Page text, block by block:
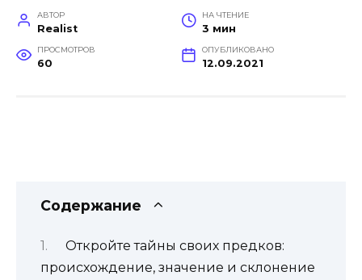
АВТОР
Realist
НА ЧТЕНИЕ
3 мин
ПРОСМОТРОВ
60
ОПУБЛИКОВАНО
12.09.2021
Содержание
Откройте тайны своих предков:
происхождение, значение и склонение